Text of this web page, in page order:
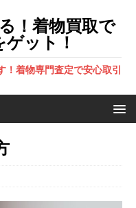
！着物買取で
ット！
！着物専門査定で安心取引